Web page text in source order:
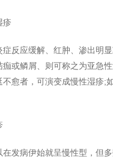
应缓解、红肿、渗出明显
或鳞屑、则可称之为亚急
不愈者，可演变成慢性湿疹;
病伊始就呈慢性型，但多